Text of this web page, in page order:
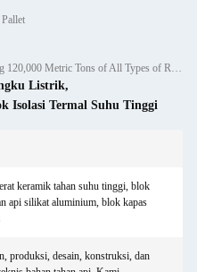
Supply Ability: Annual Production Exceeding 120,000 Metric Tons of All Types of Refractory Materials Including Castables, Preforms, and Bric
Listrik,
Isolasi Termal Suhu Tinggi
keramik tahan suhu tinggi, blok
api silikat aluminium, blok kapas
produksi, desain, konstruksi, dan